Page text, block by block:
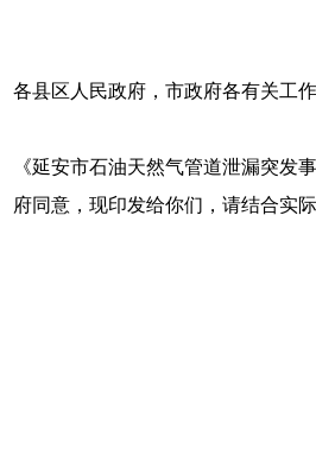
各县区人民政府，市政府各有关工
《延安市石油天然气管道泄漏突发
府同意，现印发给你们，请结合实